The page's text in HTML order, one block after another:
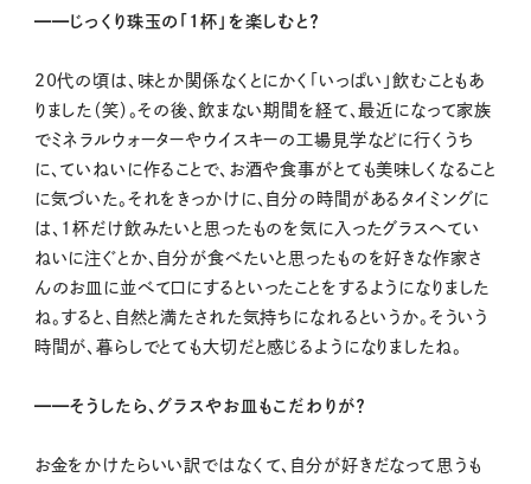
━━じっくり珠玉の「1杯」を楽しむと？
20代の頃は、味とか関係なくとにかく「いっぱい」飲むこともあ
りました（笑）。その後、飲まない期間を経て、最近になって家族
でミネラルウォーターやウイスキーの工場見学などに行くうち
に、ていねいに作ることで、お酒や食事がとても美味しくなること
に気づいた。それをきっかけに、自分の時間があるタイミングに
は、1杯だけ飲みたいと思ったものを気に入ったグラスへてい
ねいに注ぐとか、自分が食べたいと思ったものを好きな作家さ
んのお皿に並べて口にするといったことをするようになりました
ね。すると、自然と満たされた気持ちになれるというか。そういう
時間が、暮らしでとても大切だと感じるようになりましたね。
━━そうしたら、グラスやお皿もこだわりが？
お金をかけたらいい訳ではなくて、自分が好きだなって思うも